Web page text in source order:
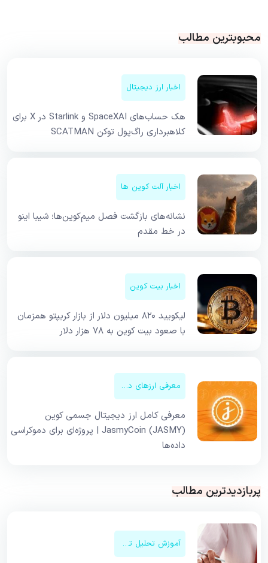
محبوبترین مطالب
اخبار ارز دیجیتال
هک حساب‌های SpaceXAI و Starlink در X برای
کلاهبرداری راگ‌پول توکن SCATMAN
اخبار آلت کوین ها
نشانه‌های بازگشت فصل میم‌کوین‌ها؛ شیبا اینو
در خط مقدم
اخبار بیت کوین
لیکویید ۸۲۰ میلیون دلار از بازار کریپتو همزمان
با صعود بیت کوین به ۷۸ هزار دلار
معرفی ارزهای دیجیتال
معرفی کامل ارز دیجیتال جسمی کوین
JasmyCoin (JASMY) | پروژه‌ای برای دموکراسی
داده‌ها
پربازدیدترین مطالب
آموزش تحلیل تکنیکال